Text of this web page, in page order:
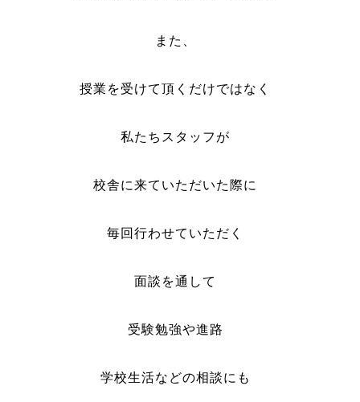
また、
授業を受けて頂くだけではなく
私たちスタッフが
校舎に来ていただいた際に
毎回行わせていただく
面談を通して
受験勉強や進路
学校生活などの相談にも